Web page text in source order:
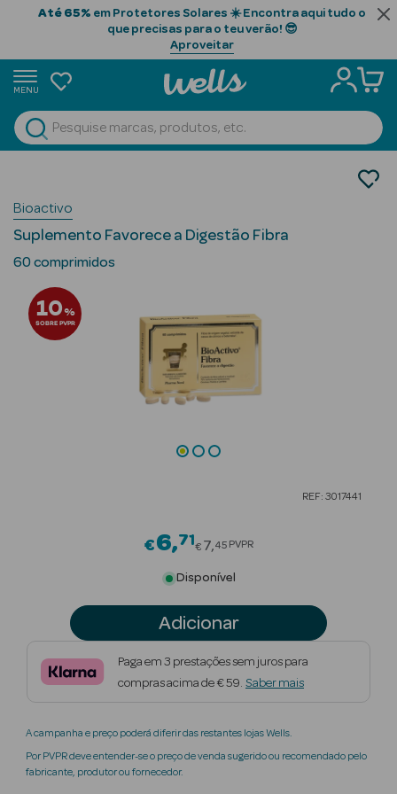
Até 65% em Protetores Solares ☀️ Encontra aqui tudo o
que precisas para o teu verão! 😎
Aproveitar
MENU
Ver Tudo
Beauty Season
Cabelo
Beauty Season
Cosmética
Beauty Season
Nutricosmética
Perfumes
Beauty Season
Bloqueadores de Hidratos de Carbono
Bioactivo
Suplemento Favorece a Digestão Fibra
60 comprimidos
10%
SOBRE PVPR
REF: 3017441
€6 71Price reduced from
€ 7 45 PVPR
Disponível
Adicionar
Paga em 3 prestações sem juros para
compras acima de € 59. Saber mais
A campanha e preço poderá diferir das restantes lojas Wells.
Por PVPR deve entender-se o preço de venda sugerido ou recomendado pelo
fabricante, produtor ou fornecedor.